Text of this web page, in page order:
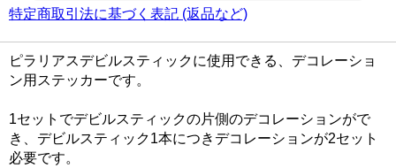
特定商取引法に基づく表記 (返品など)
ピラリアスデビルスティックに使用できる、デコレーショ
ン用ステッカーです。
1セットでデビルスティックの片側のデコレーションがで
き、デビルスティック1本につきデコレーションが2セット
必要です。